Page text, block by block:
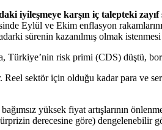
iyileşmeye karşın iç talepteki
Eylül ve Ekim enflasyon
sürenin kazanılmış olmak
Türkiye’nin risk primi (CDS) düştü,
sektör için olduğu kadar para ve
yüksek fiyat artışlarının
derecesine göre) dengelenebilir